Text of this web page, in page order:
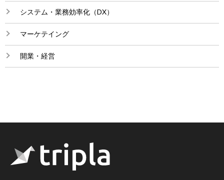
システム・業務効率化（DX）
マーケテイング
開業・経営